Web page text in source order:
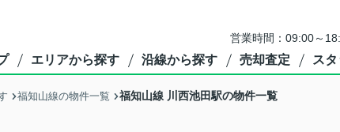
営業時間：09:00～
エリアから探す 沿線から探す 売却査定 ス
福知山線の物件一覧 福知山線 川西池田駅の物件一覧